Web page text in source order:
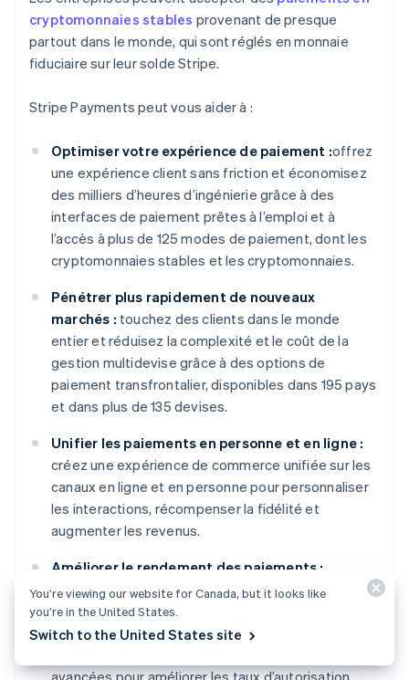
cryptomonnaies stables provenant de presque
partout dans le monde, qui sont réglés en monnaie
fiduciaire sur leur solde Stripe.
Stripe Payments peut vous aider à :
Optimiser votre expérience de paiement :offrez
une expérience client sans friction et économisez
des milliers d’heures d’ingénierie grâce à des
interfaces de paiement prêtes à l’emploi et à
l’accès à plus de 125 modes de paiement, dont les
cryptomonnaies stables et les cryptomonnaies.
Pénétrer plus rapidement de nouveaux
marchés : touchez des clients dans le monde
entier et réduisez la complexité et le coût de la
gestion multidevise grâce à des options de
paiement transfrontalier, disponibles dans 195 pays
et dans plus de 135 devises.
Unifier les paiements en personne et en ligne :
créez une expérience de commerce unifiée sur les
canaux en ligne et en personne pour personnaliser
les interactions, récompenser la fidélité et
augmenter les revenus.
Améliorer le rendement des paiements :
augmentez les revenus grâce à une gamme d’outils
de paiement personnalisables et faciles à
configurer, y compris une protection contre la
You’re viewing our website for Canada, but it looks like
you’re in the United States.
Switch to the United States site